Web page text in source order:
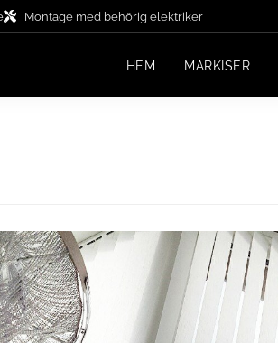
Montage med behörig elektriker
HEM MARKISER